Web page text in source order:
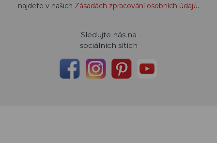
najdete v našich Zásadách zpracování osobních údajů.
Sledujte nás na
sociálních sítích